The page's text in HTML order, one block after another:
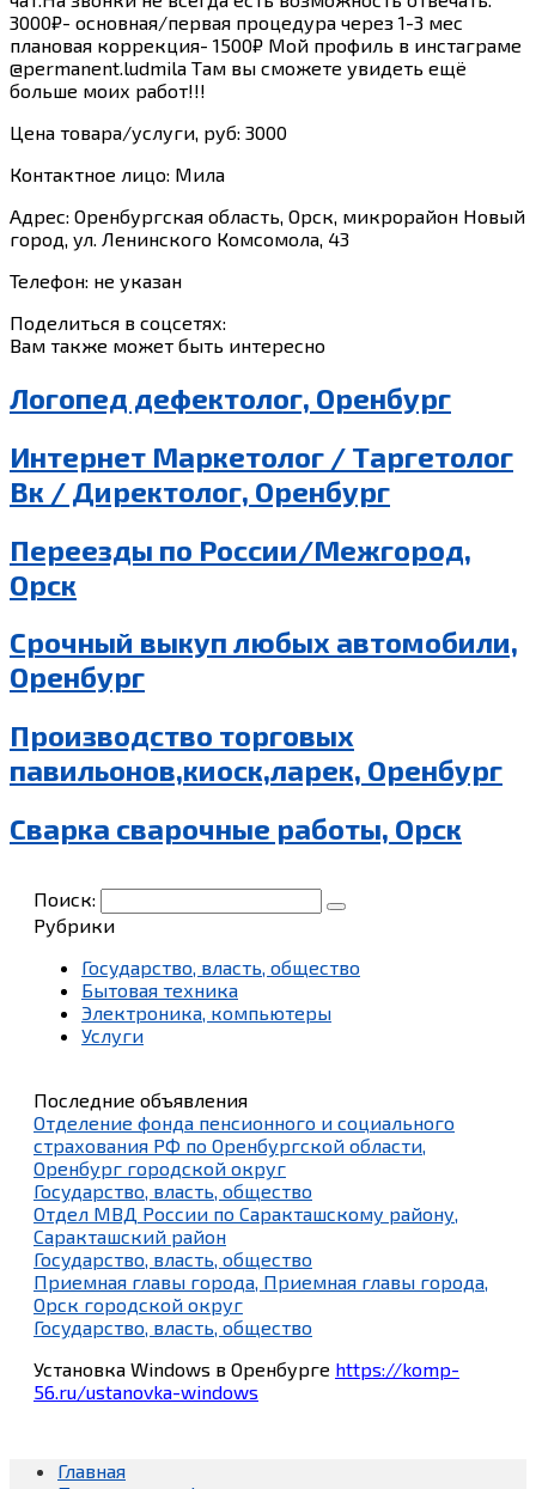
3000₽- основная/первая процедура через 1-3 мес
плановая коррекция- 1500₽ Мой профиль в инстаграме
@permanent.ludmila Там вы сможете увидеть ещё
больше моих работ!!!
Цена товара/услуги, руб: 3000
Контактное лицо: Мила
Адрес: Оренбургская область, Орск, микрорайон Новый
город, ул. Ленинского Комсомола, 43
Телефон: не указан
Поделиться в соцсетях:
Вам также может быть интересно
Логопед дефектолог, Оренбург
Интернет Маркетолог / Таргетолог
Вк / Директолог, Оренбург
Переезды по России/Межгород,
Орск
Срочный выкуп любых автомобили,
Оренбург
Производство торговых
павильонов,киоск,ларек, Оренбург
Сварка сварочные работы, Орск
Поиск:
Рубрики
Государство, власть, общество
Бытовая техника
Электроника, компьютеры
Услуги
Последние объявления
Отделение фонда пенсионного и социального
страхования РФ по Оренбургской области,
Оренбург городской округ
Государство, власть, общество
Отдел МВД России по Саракташскому району,
Саракташский район
Государство, власть, общество
Приемная главы города, Приемная главы города,
Орск городской округ
Государство, власть, общество
Установка Windows в Оренбурге https://komp-
56.ru/ustanovka-windows
Главная